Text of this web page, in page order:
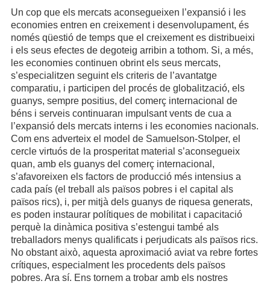
Un cop que els mercats aconsegueixen l’expansió i les
economies entren en creixement i desenvolupament, és
només qüestió de temps que el creixement es distribueixi
i els seus efectes de degoteig arribin a tothom. Si, a més,
les economies continuen obrint els seus mercats,
s’especialitzen seguint els criteris de l’avantatge
comparatiu, i participen del procés de globalització, els
guanys, sempre positius, del comerç internacional de
béns i serveis continuaran impulsant vents de cua a
l’expansió dels mercats interns i les economies nacionals.
Com ens adverteix el model de Samuelson-Stolper, el
cercle virtuós de la prosperitat material s’aconsegueix
quan, amb els guanys del comerç internacional,
s’afavoreixen els factors de producció més intensius a
cada país (el treball als països pobres i el capital als
països rics), i, per mitjà dels guanys de riquesa generats,
es poden instaurar polítiques de mobilitat i capacitació
perquè la dinàmica positiva s’estengui també als
treballadors menys qualificats i perjudicats als països rics.
No obstant això, aquesta aproximació aviat va rebre fortes
crítiques, especialment les procedents dels països
pobres. Ara sí. Ens tornem a trobar amb els nostres